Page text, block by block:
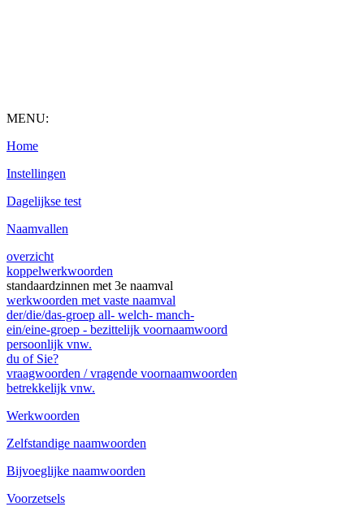
MENU:
Home
Instellingen
Dagelijkse test
Naamvallen
overzicht
koppelwerkwoorden
standaardzinnen met 3e naamval
werkwoorden met vaste naamval
der/die/das-groep all- welch- manch-
ein/eine-groep - bezittelijk voornaamwoord
persoonlijk vnw.
du of Sie?
vraagwoorden / vragende voornaamwoorden
betrekkelijk vnw.
Werkwoorden
Zelfstandige naamwoorden
Bijvoeglijke naamwoorden
Voorzetsels